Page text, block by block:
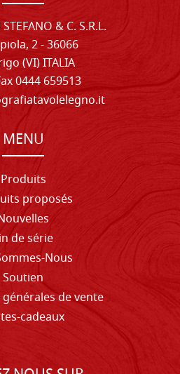
& C. S.R.L.
2 - 36066
(VI) ITALIA
0444 659513
MENU
Produits
proposés
de série
Nous
Soutien
de vente
cadeaux